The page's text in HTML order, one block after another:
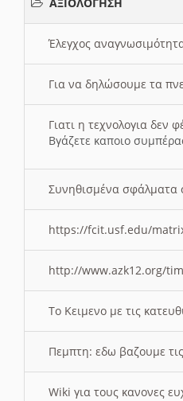
Έλεγχος
Για να δηλώσουμε τα
Γιατι η τεχνολογια δεν
Βγάζετε καποιο
Συνηθισμένα
https://fcit.usf.edu/
http://www.azk12.org/
To Κειμενο με τις
Πεμπτη: εδω βαζουμε
Wiki για τους κανονες